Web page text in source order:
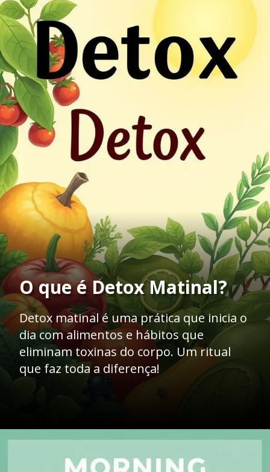
O que é Detox Matinal?
Detox matinal é uma prática que inicia o
dia com alimentos e hábitos que
eliminam toxinas do corpo. Um ritual
que faz toda a diferença!